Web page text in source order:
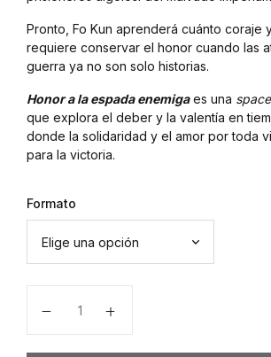
Pronto, Fo Kun aprenderá cuánto coraje
requiere conservar el honor cuando las
guerra ya no son solo historias.
Honor a la espada enemigaes una
que explora el deber y la valentía en
donde la solidaridad y el amor por toda
para la victoria.
Formato